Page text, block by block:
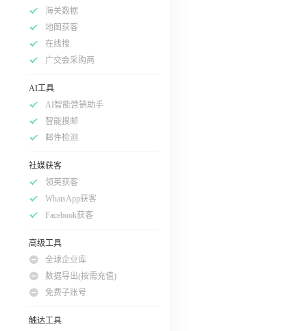
海关数据
地图获客
在线搜
广交会采购商
AI工具
AI智能营销助手
智能搜邮
邮件检测
社媒获客
领英获客
WhatsApp获客
Facebook获客
高级工具
全球企业库
数据导出(按需充值)
免费子账号
触达工具